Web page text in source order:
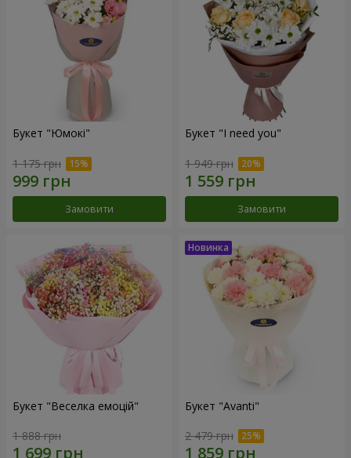
Букет "Юмокі"
1 175 грн
Замовити
Букет "I need you"
1 949 грн
Замовити
Букет "Веселка емоцій"
1 888 грн
Букет "Avanti"
2 479 грн